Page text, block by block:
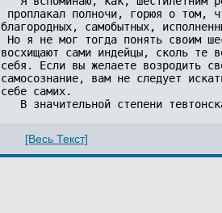
проплакал полночи, горюя о том,
благородных, самобытных,
Но я не мог тогда понять своим
восхищают сами индейцы, сколь те
себя. Если вы желаете возродить
самосознание, вам не следует
себе самих.
[Весь Текст]